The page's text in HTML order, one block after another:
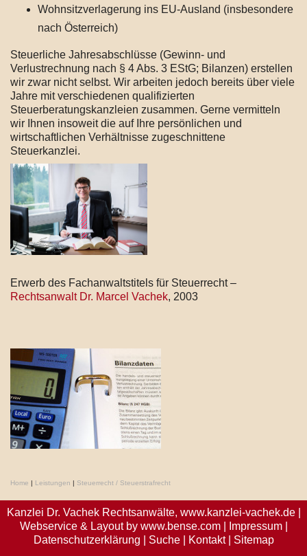
Wohnsitzverlagerung ins EU-Ausland (insbesondere
nach Österreich)
Steuerliche Jahresabschlüsse (Gewinn- und
Verlustrechnung nach § 4 Abs. 3 EStG; Bilanzen) erstellen
wir zwar nicht selbst. Wir arbeiten jedoch bereits über viele
Jahre mit verschiedenen qualifizierten
Steuerberatungskanzleien zusammen. Gerne vermitteln
wir Ihnen insoweit die auf Ihre persönlichen und
wirtschaftlichen Verhältnisse zugeschnittene
Steuerkanzlei.
Erwerb des Fachanwaltstitels für Steuerrecht –
Rechtsanwalt Dr. Marcel Vachek, 2003
Home | Leistungen | Steuerrecht / Steuerstrafrecht
Kanzlei Dr. Vachek Rechtsanwälte, www.kanzlei-vachek.de|
Webservice & Layout by www.bense.com| Impressum|
Datenschutzerklärung
Suche| Kontakt| Sitemap